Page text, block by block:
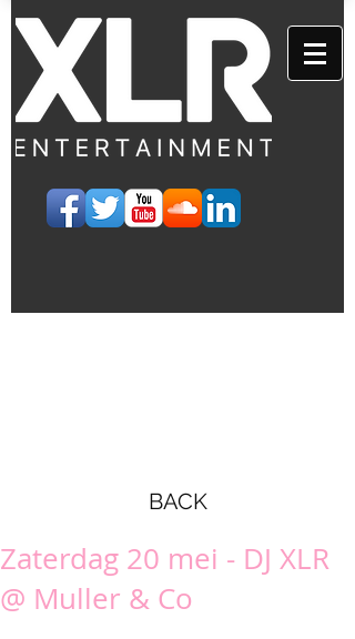
BACK
Zaterdag 20 mei - DJ XLR
@ Muller & Co